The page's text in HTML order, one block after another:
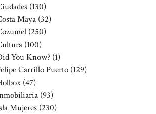
(130)
Maya (32)
(250)
(100)
You Know? (1)
Carrillo Puerto (129)
(47)
(93)
Mujeres (230)